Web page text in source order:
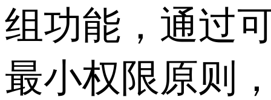
组功能，通过
最小权限原则